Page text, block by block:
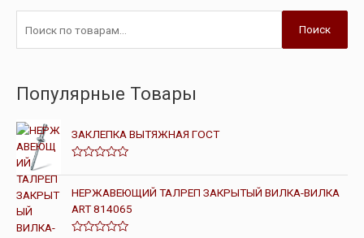
Поиск
Популярные Товары
ЗАКЛЕПКА ВЫТЯЖНАЯ ГОСТ
ц
е
н
к
а
0
НЕРЖАВЕЮЩИЙ ТАЛРЕП ЗАКРЫТЫЙ ВИЛКА-ВИЛКА
ART 814065